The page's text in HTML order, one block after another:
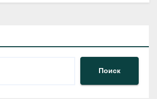
Поиск